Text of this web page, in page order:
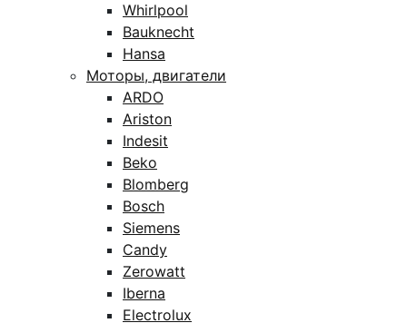
Whirlpool
Bauknecht
Hansa
Моторы, двигатели
ARDO
Ariston
Indesit
Beko
Blomberg
Bosch
Siemens
Candy
Zerowatt
Iberna
Electrolux